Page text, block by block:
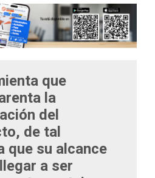
que
la
del
de tal
que su alcance
a ser